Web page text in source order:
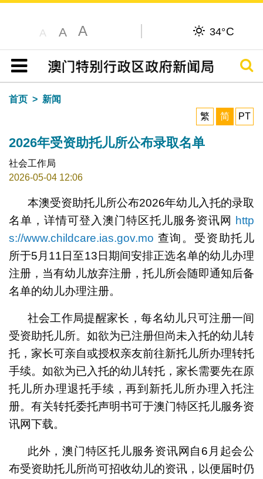
A A A 34°C
目录
搜寻
首页
新闻
繁
简 PT
2026年受资助托儿所公布录取名单
社会工作局
2026-05-04 12:06
本澳受资助托儿所公布2026年幼儿入托的录取
名单，详情可登入澳门特区托儿服务资讯网 http
s://www.childcare.ias.gov.mo 查询。受资助托儿
所于5月11日至13日期间安排正选名单的幼儿办理
注册，当有幼儿放弃注册，托儿所会随即通知后备
名单的幼儿办理注册。
社会工作局提醒家长，每名幼儿只可注册一间
受资助托儿所。如欲为已注册但尚未入托的幼儿转
托，家长可亲自或授权亲友前往新托儿所办理转托
手续。如欲为已入托的幼儿转托，家长需要先在原
托儿所办理退托手续，再到新托儿所办理入托注
册。有关转托委托声明书可于澳门特区托儿服务资
讯网下载。
此外，澳门特区托儿服务资讯网自6月起会公
布受资助托儿所尚可招收幼儿的资讯，以便届时仍